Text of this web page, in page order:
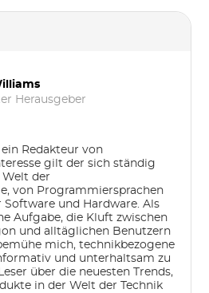
Herausgeber
Redakteur von
gilt der sich ständig
der
von Programmiersprachen
und Hardware. Als
Aufgabe, die Kluft zwischen
und alltäglichen Benutzern
mich, technikbezogene
und unterhaltsam zu
über die neuesten Trends,
in der Welt der Technik